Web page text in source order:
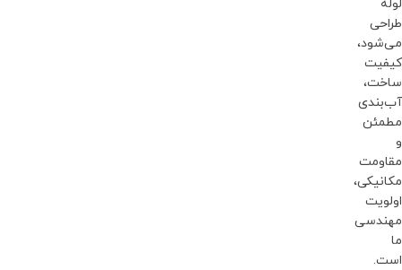
لوله
طراحی
می‌شود،
کیفیت
ساخت،
آب‌بندی
مطمئن
و
مقاومت
مکانیکی،
اولویت
مهندسی
ما
است.